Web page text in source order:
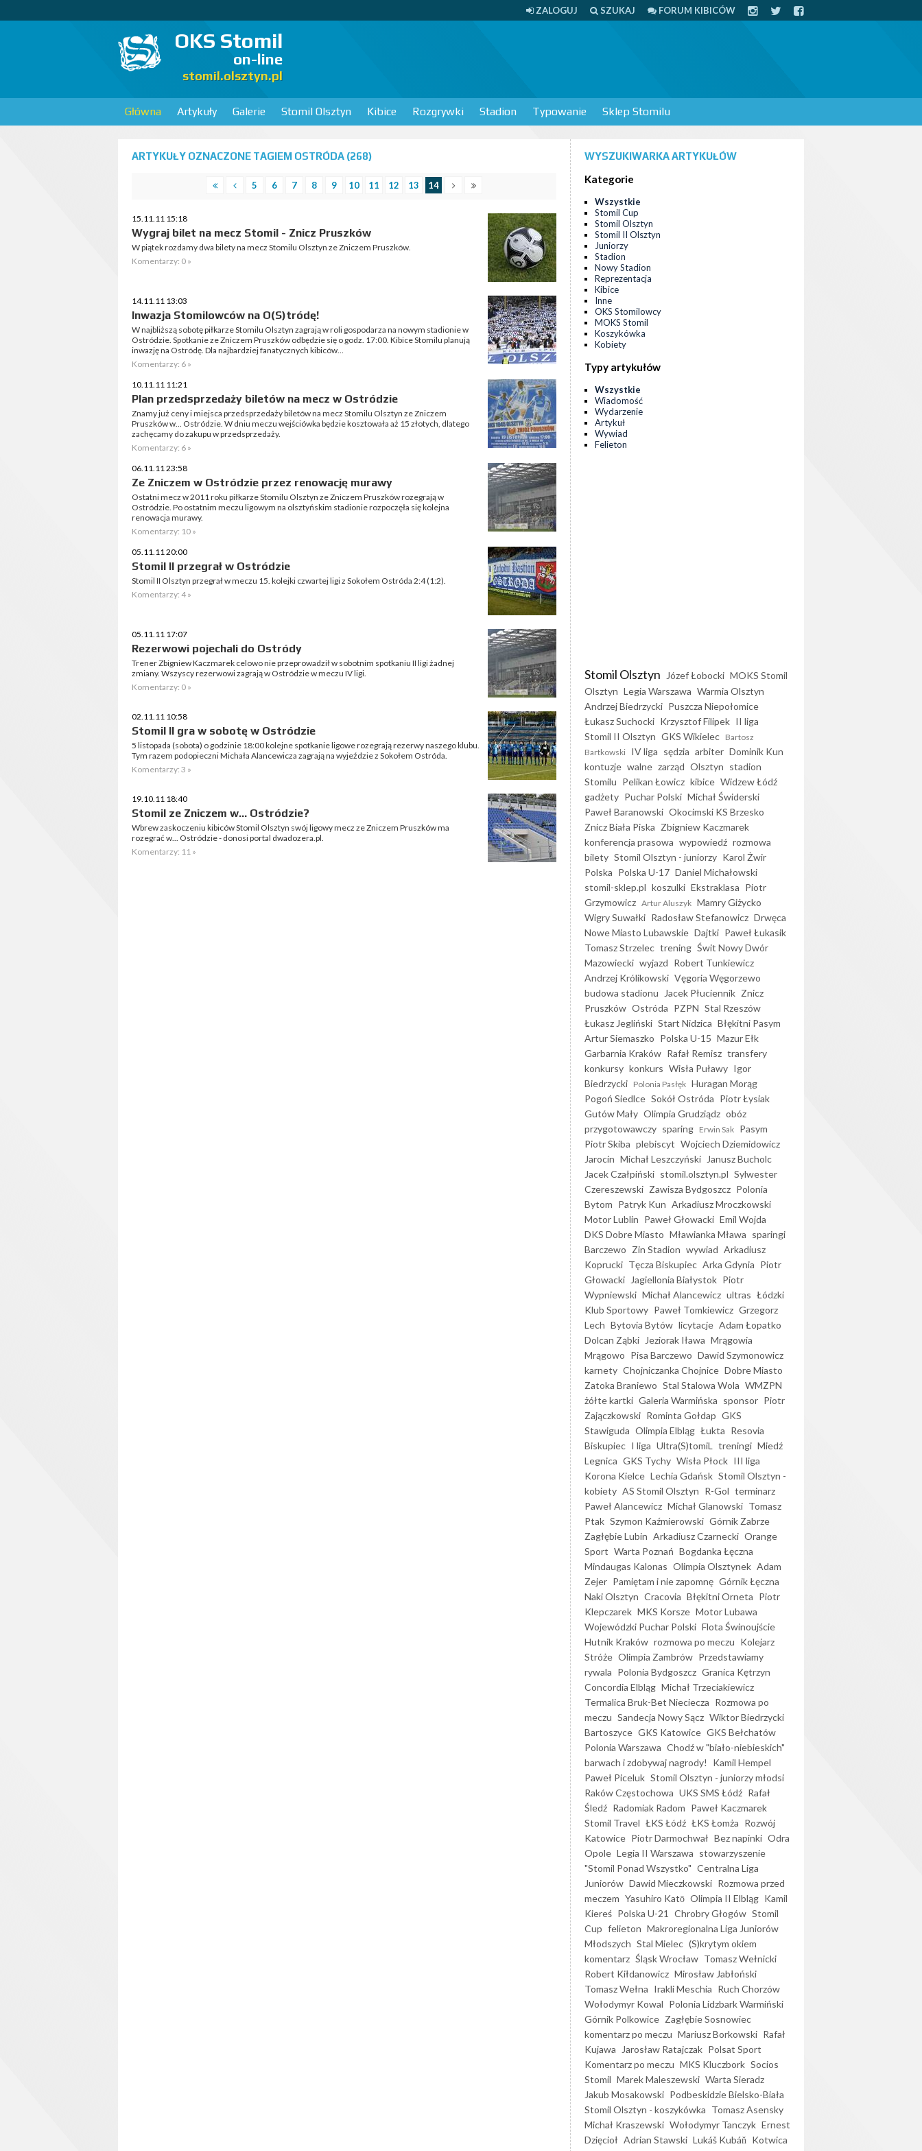
ZALOGUJ SZUKAJ FORUM KIBICÓW
OKS Stomil
on-line
stomil.olsztyn.pl
Główna Artykuły Galerie Stomil Olsztyn Kibice Rozgrywki Stadion Typowanie Sklep Stomilu
ARTYKUŁY OZNACZONE TAGIEM OSTRÓDA (268)
5 6 7 8 9 10 11 12 13 14
15.11.11 15:18
Wygraj bilet na mecz Stomil - Znicz Pruszków
W piątek rozdamy dwa bilety na mecz Stomilu Olsztyn ze Zniczem Pruszków.
Komentarzy: 0 »
14.11.11 13:03
Inwazja Stomilowców na O(S)tródę!
W najbliższą sobotę piłkarze Stomilu Olsztyn zagrają w roli gospodarza na nowym stadionie w
Ostródzie. Spotkanie ze Zniczem Pruszków odbędzie się o godz. 17:00. Kibice Stomilu planują
inwazję na Ostródę. Dla najbardziej fanatycznych kibiców...
Komentarzy: 6 »
10.11.11 11:21
Plan przedsprzedaży biletów na mecz w Ostródzie
Znamy już ceny i miejsca przedsprzedaży biletów na mecz Stomilu Olsztyn ze Zniczem
Pruszków w... Ostródzie. W dniu meczu wejściówka będzie kosztowała aż 15 złotych, dlatego
zachęcamy do zakupu w przedsprzedaży.
Komentarzy: 6 »
06.11.11 23:58
Ze Zniczem w Ostródzie przez renowację murawy
Ostatni mecz w 2011 roku piłkarze Stomilu Olsztyn ze Zniczem Pruszków rozegrają w
Ostródzie. Po ostatnim meczu ligowym na olsztyńskim stadionie rozpoczęła się kolejna
renowacja murawy.
Komentarzy: 10 »
05.11.11 20:00
Stomil II przegrał w Ostródzie
Stomil II Olsztyn przegrał w meczu 15. kolejki czwartej ligi z Sokołem Ostróda 2:4 (1:2).
Komentarzy: 4 »
05.11.11 17:07
Rezerwowi pojechali do Ostródy
Trener Zbigniew Kaczmarek celowo nie przeprowadził w sobotnim spotkaniu II ligi żadnej
zmiany. Wszyscy rezerwowi zagrają w Ostródzie w meczu IV ligi.
Komentarzy: 0 »
02.11.11 10:58
Stomil II gra w sobotę w Ostródzie
5 listopada (sobota) o godzinie 18:00 kolejne spotkanie ligowe rozegrają rezerwy naszego klubu.
Tym razem podopieczni Michała Alancewicza zagrają na wyjeździe z Sokołem Ostróda.
Komentarzy: 3 »
19.10.11 18:40
Stomil ze Zniczem w... Ostródzie?
Wbrew zaskoczeniu kibiców Stomil Olsztyn swój ligowy mecz ze Zniczem Pruszków ma
rozegrać w... Ostródzie - donosi portal dwadozera.pl.
Komentarzy: 11 »
WYSZUKIWARKA ARTYKUŁÓW
Kategorie
Wszystkie
Stomil Cup
Stomil Olsztyn
Stomil II Olsztyn
Juniorzy
Stadion
Nowy Stadion
Reprezentacja
Kibice
Inne
OKS Stomilowcy
MOKS Stomil
Koszykówka
Kobiety
Typy artykułów
Wszystkie
Wiadomość
Wydarzenie
Artykuł
Wywiad
Felieton
Stomil Olsztyn Józef Łobocki MOKS Stomil
Olsztyn Legia Warszawa Warmia Olsztyn
Andrzej Biedrzycki Puszcza Niepołomice
Łukasz Suchocki Krzysztof Filipek II liga
Stomil II Olsztyn GKS Wikielec Bartosz
Bartkowski IV liga sędzia arbiter Dominik Kun
kontuzje walne zarząd Olsztyn stadion
Stomilu Pelikan Łowicz kibice Widzew Łódź
gadżety Puchar Polski Michał Świderski
Paweł Baranowski Okocimski KS Brzesko
Znicz Biała Piska Zbigniew Kaczmarek
konferencja prasowa wypowiedź rozmowa
bilety Stomil Olsztyn - juniorzy Karol Żwir
Polska Polska U-17 Daniel Michałowski
stomil-sklep.pl koszulki Ekstraklasa Piotr
Grzymowicz Artur Aluszyk Mamry Giżycko
Wigry Suwałki Radosław Stefanowicz Drwęca
Nowe Miasto Lubawskie Dajtki Paweł Łukasik
Tomasz Strzelec trening Świt Nowy Dwór
Mazowiecki wyjazd Robert Tunkiewicz
Andrzej Królikowski Vęgoria Węgorzewo
budowa stadionu
Jacek Płuciennik Znicz
Pruszków Ostróda PZPN Stal Rzeszów
Łukasz Jegliński Start Nidzica Błękitni Pasym
Artur Siemaszko Polska U-15 Mazur Ełk
Garbarnia Kraków Rafał Remisz transfery
konkursy konkurs Wisła Puławy Igor
Biedrzycki Polonia Pasłęk Huragan Morąg
Pogoń Siedlce Sokół Ostróda Piotr Łysiak
Gutów Mały Olimpia Grudziądz obóz
przygotowawczy sparing Erwin Sak Pasym
Piotr Skiba plebiscyt Wojciech Dziemidowicz
Jarocin Michał Leszczyński
Janusz Bucholc
Jacek Czałpiński stomil.olsztyn.pl Sylwester
Czereszewski Zawisza Bydgoszcz Polonia
Bytom Patryk Kun Arkadiusz Mroczkowski
Motor Lublin Paweł Głowacki Emil Wojda
DKS Dobre Miasto Mławianka Mława sparingi
Barczewo Zin Stadion wywiad Arkadiusz
Koprucki Tęcza Biskupiec Arka Gdynia Piotr
Głowacki
Jagiellonia Białystok Piotr
Wypniewski Michał Alancewicz ultras Łódzki
Klub Sportowy Paweł Tomkiewicz Grzegorz
Lech Bytovia Bytów licytacje Adam Łopatko
Dolcan Ząbki
Jeziorak Iława Mrągowia
Mrągowo Pisa Barczewo Dawid Szymonowicz
karnety Chojniczanka Chojnice Dobre Miasto
Zatoka Braniewo Stal Stalowa Wola WMZPN
żółte kartki Galeria Warmińska sponsor Piotr
Zajączkowski Rominta Gołdap GKS
Stawiguda Olimpia Elbląg Łukta Resovia
Biskupiec I liga Ultra(S)tomiL treningi Miedź
Legnica GKS Tychy Wisła Płock III liga
Korona Kielce Lechia Gdańsk Stomil Olsztyn -
kobiety AS Stomil Olsztyn R-Gol terminarz
Paweł Alancewicz Michał Glanowski Tomasz
Ptak Szymon Kaźmierowski Górnik Zabrze
Zagłębie Lubin Arkadiusz Czarnecki Orange
Sport Warta Poznań Bogdanka Łęczna
Mindaugas Kalonas Olimpia Olsztynek Adam
Zejer Pamiętam i nie zapomnę Górnik Łęczna
Naki Olsztyn Cracovia Błękitni Orneta Piotr
Klepczarek MKS Korsze Motor Lubawa
Wojewódzki Puchar Polski Flota Świnoujście
Hutnik Kraków rozmowa po meczu Kolejarz
Stróże Olimpia Zambrów Przedstawiamy
rywala Polonia Bydgoszcz Granica Kętrzyn
Concordia Elbląg Michał Trzeciakiewicz
Termalica Bruk-Bet Nieciecza Rozmowa po
meczu Sandecja Nowy Sącz Wiktor Biedrzycki
Bartoszyce GKS Katowice GKS Bełchatów
Polonia Warszawa Chodź w "biało-niebieskich"
barwach i zdobywaj nagrody!
Kamil Hempel
Paweł Piceluk Stomil Olsztyn - juniorzy młodsi
Raków Częstochowa UKS SMS Łódź Rafał
Śledź Radomiak Radom Paweł Kaczmarek
Stomil Travel ŁKS Łódź ŁKS Łomża Rozwój
Katowice Piotr Darmochwał Bez napinki Odra
Opole Legia II Warszawa stowarzyszenie
"Stomil Ponad Wszystko" Centralna Liga
Juniorów Dawid Mieczkowski Rozmowa przed
meczem Yasuhiro Katō Olimpia II Elbląg Kamil
Kiereś Polska U-21 Chrobry Głogów Stomil
Cup felieton Makroregionalna Liga Juniorów
Młodszych Stal Mielec (S)krytym okiem
komentarz Śląsk Wrocław Tomasz Wełnicki
Robert Kiłdanowicz Mirosław Jabłoński
Tomasz Wełna Irakli Meschia Ruch Chorzów
Wołodymyr Kowal Polonia Lidzbark Warmiński
Górnik Polkowice Zagłębie Sosnowiec
komentarz po meczu Mariusz Borkowski Rafał
Kujawa
Jarosław Ratajczak Polsat Sport
Komentarz po meczu MKS Kluczbork Socios
Stomil Marek Maleszewski Warta Sieradz
Jakub Mosakowski Podbeskidzie Bielsko-Biała
Stomil Olsztyn - koszykówka Tomasz Asensky
Michał Kraszewski Wołodymyr Tanczyk Ernest
Dzięcioł Adrian Stawski Lukáš Kubáň Kotwica